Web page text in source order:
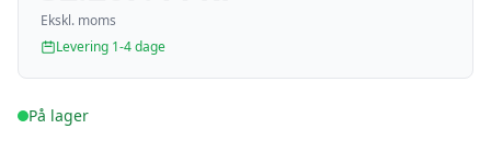
Ekskl. moms
Levering 1-4 dage
På lager